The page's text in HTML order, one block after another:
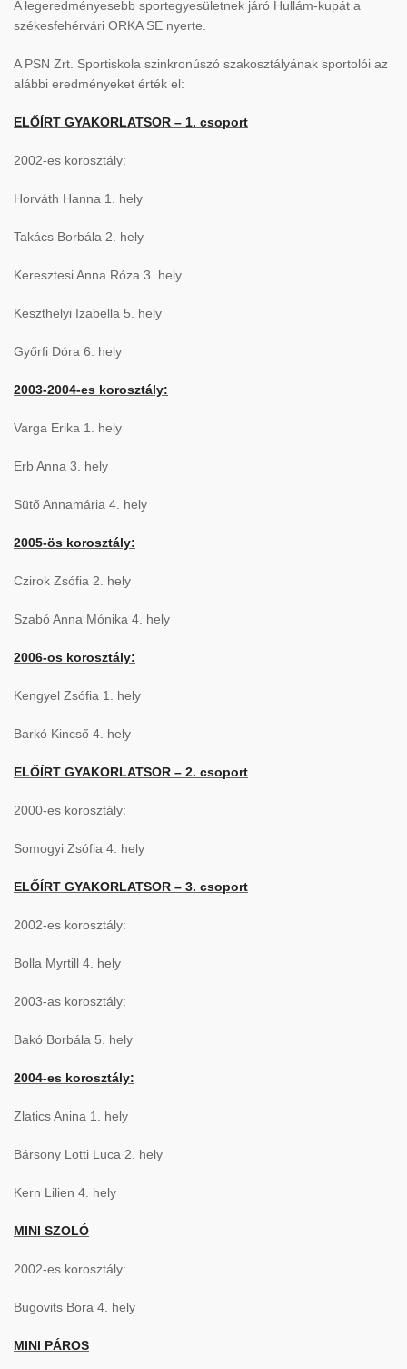
A legeredményesebb sportegyesületnek járó Hullám-kupát a
székesfehérvári ORKA SE nyerte.
A PSN Zrt. Sportiskola szinkronúszó szakosztályának sportolói az
alábbi eredményeket érték el:
ELŐÍRT GYAKORLATSOR – 1. csoport
2002-es korosztály:
Horváth Hanna 1. hely
Takács Borbála 2. hely
Keresztesi Anna Róza 3. hely
Keszthelyi Izabella 5. hely
Győrfi Dóra 6. hely
2003-2004-es korosztály:
Varga Erika 1. hely
Erb Anna 3. hely
Sütő Annamária 4. hely
2005-ös korosztály:
Czirok Zsófia 2. hely
Szabó Anna Mónika 4. hely
2006-os korosztály:
Kengyel Zsófia 1. hely
Barkó Kincső 4. hely
ELŐÍRT GYAKORLATSOR – 2. csoport
2000-es korosztály:
Somogyi Zsófia 4. hely
ELŐÍRT GYAKORLATSOR – 3. csoport
2002-es korosztály:
Bolla Myrtill 4. hely
2003-as korosztály:
Bakó Borbála 5. hely
2004-es korosztály:
Zlatics Anina 1. hely
Bársony Lotti Luca 2. hely
Kern Lilien 4. hely
MINI SZOLÓ
2002-es korosztály:
Bugovits Bora 4. hely
MINI PÁROS